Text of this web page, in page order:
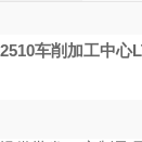
车削加工中心